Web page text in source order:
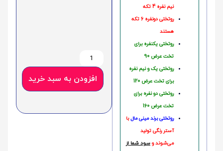
نیم نفره 4 تکه
روتختی دونفره 6 تکه
هستند
روتختی یکنفره برای
تخت عرض 90
روتختی یک و نیم نفره
برای تخت عرض 120
روتختی دو نفره برای
تخت عرض 160
روتختی‌ برند مینی مالبا
آستر رنگی تولید
می‌شوند و سود شما از
افزودن به سبد خرید